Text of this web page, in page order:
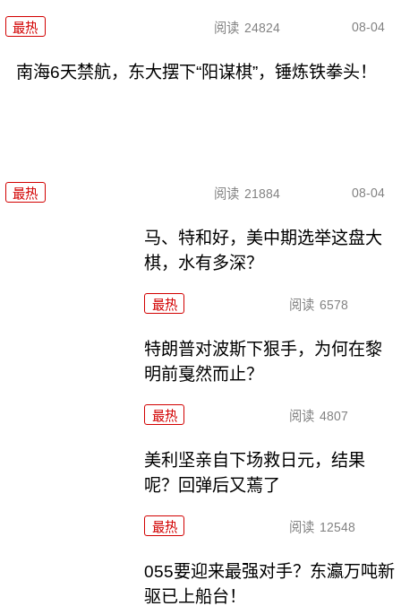
最热 阅读 24824 08-04
南海6天禁航，东大摆下“阳谋棋”，锤炼铁拳头！
最热 阅读 21884 08-04
马、特和好，美中期选举这盘大
棋，水有多深？
最热 阅读 6578
特朗普对波斯下狠手，为何在黎
明前戛然而止？
最热 阅读 4807
美利坚亲自下场救日元，结果
呢？回弹后又蔫了
最热 阅读 12548
055要迎来最强对手？东瀛万吨新
驱已上船台！